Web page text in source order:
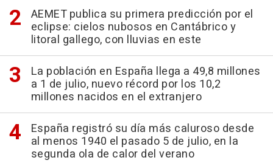
AEMET publica su primera predicción por el
eclipse: cielos nubosos en Cantábrico y
litoral gallego, con lluvias en este
La población en España llega a 49,8 millones
a 1 de julio, nuevo récord por los 10,2
millones nacidos en el extranjero
España registró su día más caluroso desde
al menos 1940 el pasado 5 de julio, en la
segunda ola de calor del verano